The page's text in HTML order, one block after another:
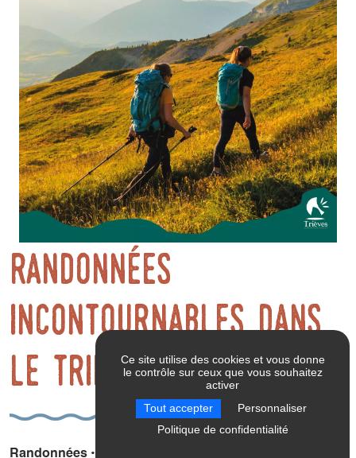
Randonnées
incontournables dans
le Trièves
Randonnées • itinérance • sentiers thématiques
Ce site utilise des cookies et vous donne
le contrôle sur ceux que vous souhaitez
activer
Tout accepter Personnaliser
Politique de confidentialité